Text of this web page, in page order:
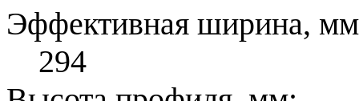
Эффективная ширина,
294